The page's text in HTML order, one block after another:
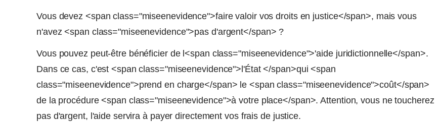
Vous devez <span class="miseenevidence">faire valoir vos droits en justice</span>, mais vous
n'avez <span class="miseenevidence">pas d'argent</span> ?
Vous pouvez peut-être bénéficier de l<span class="miseenevidence">'aide juridictionnelle</span>.
Dans ce cas, c'est <span class="miseenevidence">l'État </span>qui <span
class="miseenevidence">prend en charge</span> le <span class="miseenevidence">coût</span>
de la procédure <span class="miseenevidence">à votre place</span>. Attention, vous ne toucherez
pas d'argent, l'aide servira à payer directement vos frais de justice.